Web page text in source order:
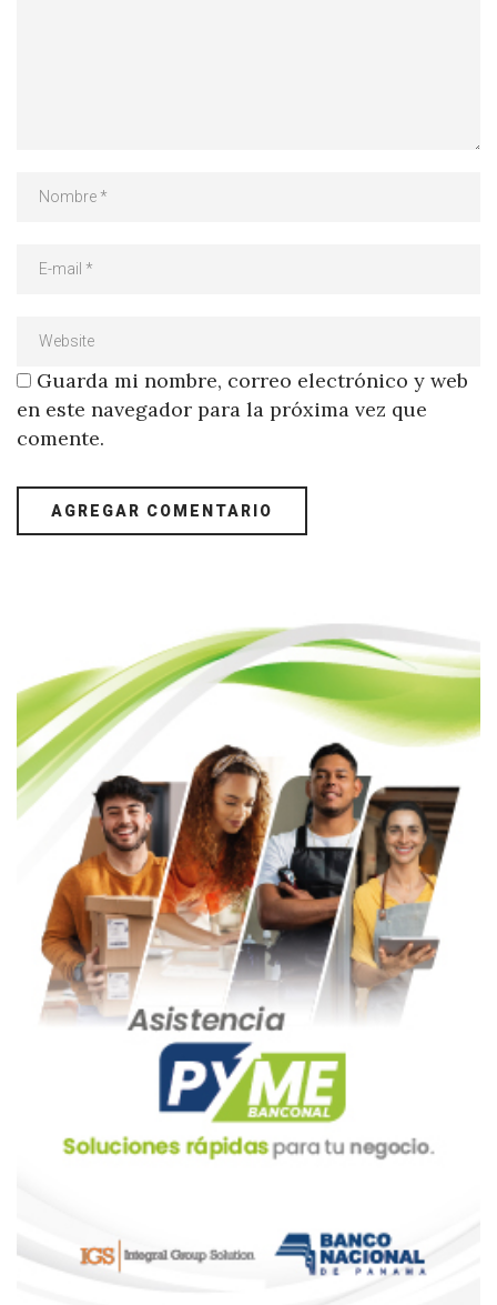
Guarda mi nombre, correo electrónico y web
en este navegador para la próxima vez que
comente.